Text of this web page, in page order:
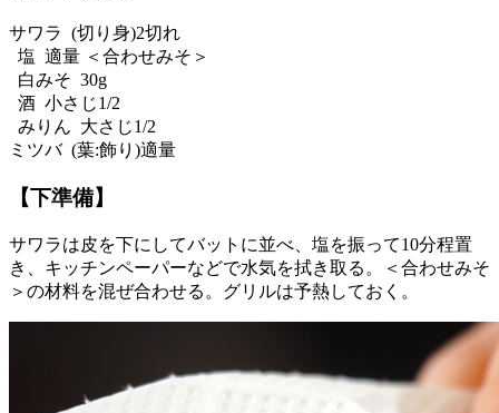
サワラ (切り身)2切れ
塩 適量 ＜合わせみそ＞
白みそ 30g
酒 小さじ1/2
みりん 大さじ1/2
ミツバ (葉:飾り)適量
【下準備】
サワラは皮を下にしてバットに並べ、塩を振って10分程置
き、キッチンペーパーなどで水気を拭き取る。＜合わせみそ
＞の材料を混ぜ合わせる。グリルは予熱しておく。